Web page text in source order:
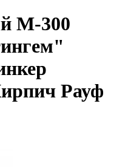
М-300
Рауф